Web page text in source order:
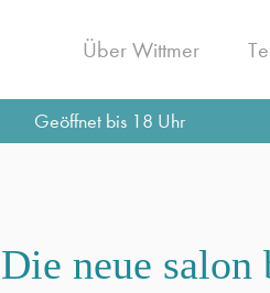
Über Wittmer
Geöffnet bis 18 Uhr
Die neue salon